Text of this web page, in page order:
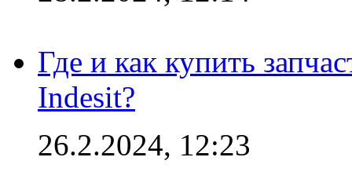
Где и как купить
Indesit?
26.2.2024, 12:23